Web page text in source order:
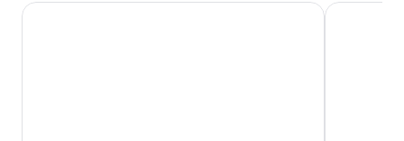
Mocona Virgin Lodge Margay -